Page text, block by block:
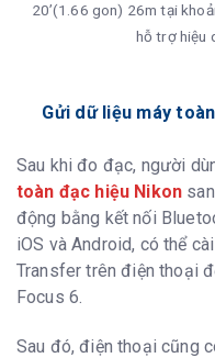
20’(1.66 gon) 26m tại
hỗ trợ hiệu
Gửi dữ liệu máy
Sau khi đo đạc, người
toàn đạc hiệu Nikon
động bằng kết nối
iOS và Android, có thể
Transfer trên điện thoại
Focus 6.
Sau đó, điện thoại cũng